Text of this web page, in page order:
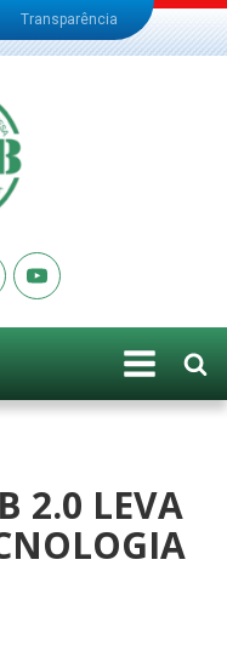
Transparência
2.0 LEVA